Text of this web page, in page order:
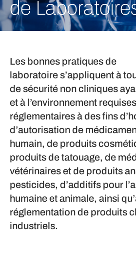
de
Les bonnes pratiques de
laboratoire s’appliquent à
de sécurité non cliniques
et à l’environnement
réglementaires à des fins
d’autorisation de
humain, de produits
produits de tatouage, de
vétérinaires et de produits
pesticides, d’additifs pour
humaine et animale, ainsi
réglementation de produits
industriels.